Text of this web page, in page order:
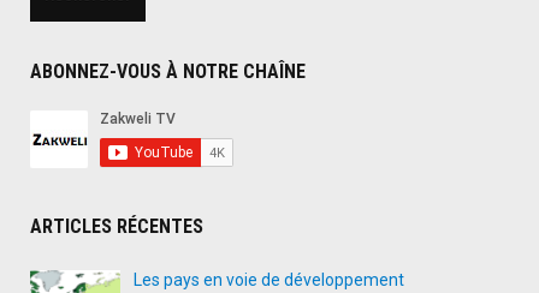
ABONNEZ-VOUS À NOTRE CHAÎNE
ARTICLES RÉCENTES
Les pays en voie de développement